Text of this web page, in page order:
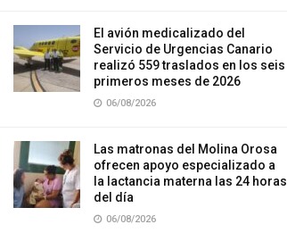
El avión medicalizado del
Servicio de Urgencias Canario
realizó 559 traslados en los seis
primeros meses de 2026
06/08/2026
Las matronas del Molina Orosa
ofrecen apoyo especializado a
la lactancia materna las 24 horas
del día
06/08/2026